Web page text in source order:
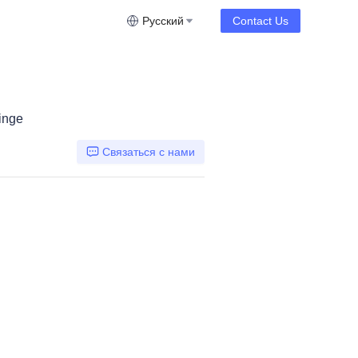
Русский Contact Us
Связаться с нами